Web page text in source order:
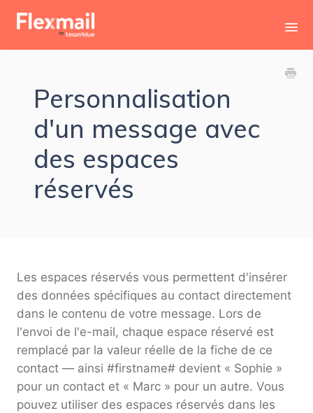
Personnalisation
d'un message avec
des espaces
réservés
Les espaces réservés vous permettent d'insérer
des données spécifiques au contact directement
dans le contenu de votre message. Lors de
l'envoi de l'e-mail, chaque espace réservé est
remplacé par la valeur réelle de la fiche de ce
contact — ainsi #firstname# devient « Sophie »
pour un contact et « Marc » pour un autre. Vous
pouvez utiliser des espaces réservés dans les